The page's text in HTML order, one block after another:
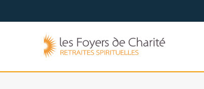
au
contenu